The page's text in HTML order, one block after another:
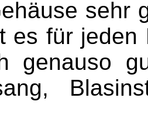
sehr
es für jeden
genauso